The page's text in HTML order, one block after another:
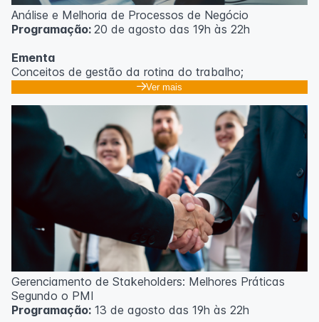
Análise e Melhoria de Processos de Negócio
Programação: 20 de agosto das 19h às 22h
Ementa
Conceitos de gestão da rotina do trabalho;
Promoção de mudanças através do 5S;
resultados;
Método PDCA de gestão;
Técnicas de padronização do trabalho.
Metodologia
100% da carga horária do curso são realizadas com
aulas ao vivo.
As aulas podem ser assistidas por computador, celular
Outras informações
O curso pode sofrer alteração de dados e horário e os
inscritos serão avisados ​​antecipadamente.
O IPETEC reserva-se o direito de não realizar o curso
Ver mais
Gerenciamento de Stakeholders: Melhores Práticas
Segundo o PMI
Programação: 13 de agosto das 19h às 22h